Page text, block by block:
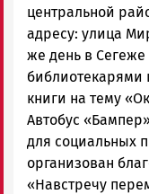
центральной
адресу: улица
же день в Сегеже
библиотекарями
книги на тему
Автобус
для социальных
организован
«Навстречу